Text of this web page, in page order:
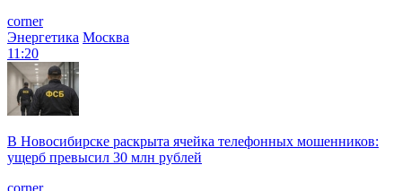
corner
Энергетика Москва
11:20
В Новосибирске раскрыта ячейка телефонных мошенников:
ущерб превысил 30 млн рублей
corner